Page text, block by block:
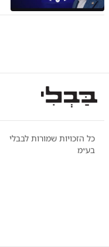
כל הזכויות שמורות לבבלי
בע״מ